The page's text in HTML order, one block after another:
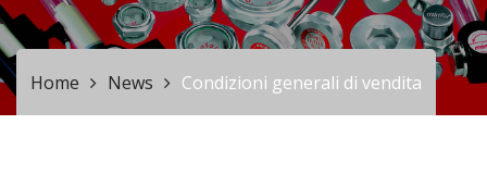
Home News Condizioni generali di vendita